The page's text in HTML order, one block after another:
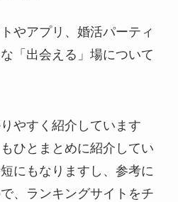
やアプリ、婚活パーティ
「出会える」場について
やすく紹介しています
ひとまとめに紹介してい
にもなりますし、参考に
、ランキングサイトをチ